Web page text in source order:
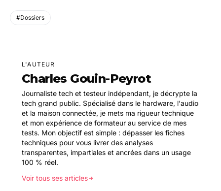
#Dossiers
L'AUTEUR
Charles Gouin-Peyrot
Journaliste tech et testeur indépendant, je décrypte la
tech grand public. Spécialisé dans le hardware, l'audio
et la maison connectée, je mets ma rigueur technique
et mon expérience de formateur au service de mes
tests. Mon objectif est simple : dépasser les fiches
techniques pour vous livrer des analyses
transparentes, impartiales et ancrées dans un usage
100 % réel.
Voir tous ses articles